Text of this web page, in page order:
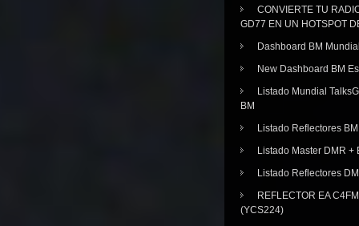
CONVIERTE TU
GD77 EN UN HOTSPOT
Dashboard BM
New Dashboard BM
Listado Mundial
BM
Listado Reflectores BM
Listado Master DMR +
Listado Reflectores
REFLECTOR EA
(YCS224)